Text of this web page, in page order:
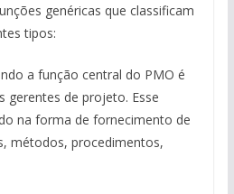
genéricas que classificam
tipos:
a função central do PMO é
gerentes de projeto. Esse
na forma de fornecimento de
métodos, procedimentos,